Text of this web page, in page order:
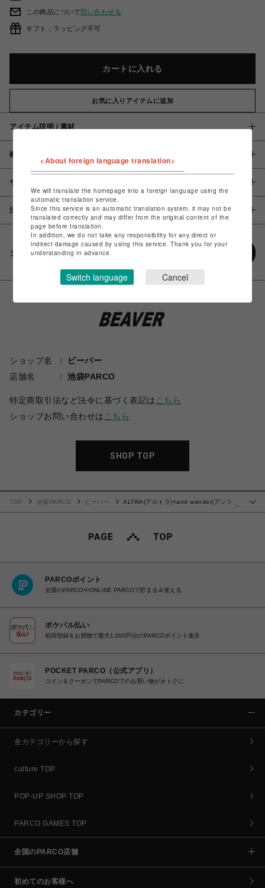
この商品について問い合わせる
ギフト：ラッピング不可
カートに入れる
お気に入りアイテムに追加
アイテム説明 / 素材
概要
サイズ
注意事項
シェアする
ショップ名
ビーバー
店舗名
池袋PARCO
特定商取引法など法令に基づく表記は こちら
ショップお問い合わせは こちら
SHOP TOP
TOP 池袋PARCO ビーバー
ALTRA(アルトラ)×and wander(アンドワ
PARCOポイント
全国のPARCOやONLINE PARCOで貯まる＆使える
ポケパル払い
初回登録＆お買物で最大1,500円分のPARCOポイント進呈
POCKET PARCO（公式アプリ）
コイン＆クーポンでPARCOでのお買い物がオトクに
カテゴリー
全カテゴリーから探す
culture TOP
POP-UP SHOP TOP
PARCO GAMES TOP
全国のPARCO店舗
初めてのお客様へ
<About foreign language translation>
We will translate the homepage into a foreign language using the
automatic translation service.
Since this service is an automatic translation system, it may not be
translated correctly and may differ from the original content of the
page before translation.
In addition, we do not take any responsibility for any direct or
indirect damage caused by using this service. Thank you for your
understanding in advance.
Switch language Cancel